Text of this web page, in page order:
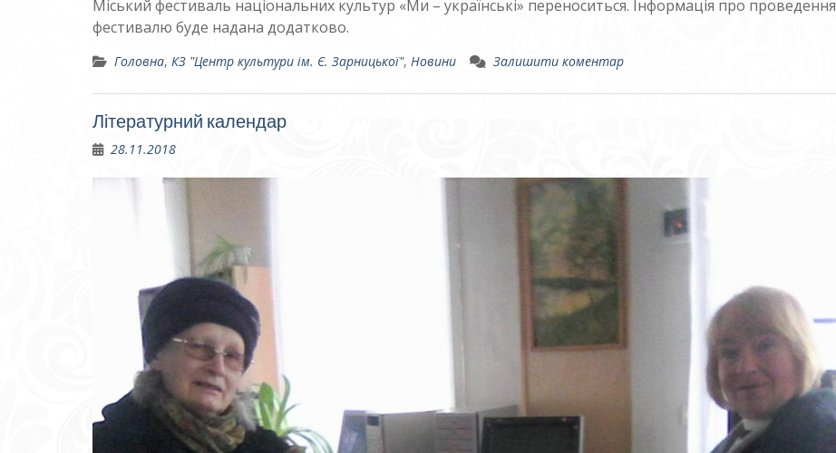
Міський фестиваль національних культур «Ми – українські» переноситься. Інформація про проведення
фестивалю буде надана додатково.
Головна, КЗ "Центр культури ім. Є. Зарницької", Новини Залишити коментар
Літературний календар
28.11.2018